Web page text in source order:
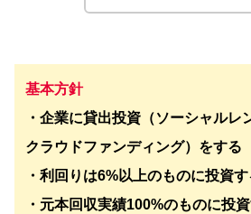
基本方針
・企業に貸出投資（ソーシャルレ
クラウドファンディング）をする
・利回りは6%以上のものに投資す
・元本回収実績100%のものに投